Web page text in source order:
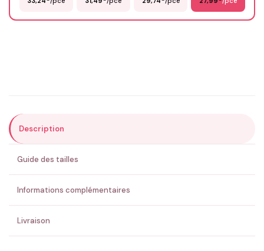
ENVOYER MA DEMANDE ✨
💚 Retour sous 24-48h🇫🇷 Flocage en France✅ Validation avant fabrication
Description
Guide des tailles
Informations complémentaires
Livraison